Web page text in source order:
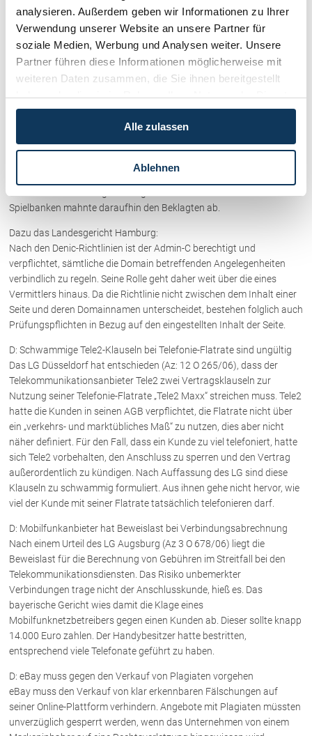
analysieren. Außerdem geben wir Informationen zu Ihrer
Verwendung unserer Website an unsere Partner für
soziale Medien, Werbung und Analysen weiter. Unsere
Partner führen diese Informationen möglicherweise mit
weiteren Daten zusammen, die Sie ihnen bereitgestellt
haben oder die sie im Rahmen Ihrer Nutzung der Dienste
gesammelt haben.
Alle zulassen
Ablehnen
Verkäufer, die mit Hochzeitsartikeln handeln. Ein Anbieter hatte
beantragt, ungenaue Formulierungen
in den AGB seines Konkurrenten per einstweiliger Verfügung zu
untersagen.
D: Gericht bestätigt Haftung des Admin-C
Das LG Hamburg hat entschieden (Urteil vom 05.04.2007, Az: 327 O
eingetragenen Domain haftet. Auslöser des Rechtsstreits waren drei
Banner, die auf einer Website erschienen, für die ein Rechtsanwalt
als Admin-C eingetragen war. Mit den Bannern wurden ausländische
Spielbanken mahnte daraufhin den Beklagten ab.
Dazu das Landesgericht Hamburg:
Nach den Denic-Richtlinien ist der Admin-C berechtigt und
verpflichtet, sämtliche die Domain betreffenden Angelegenheiten
verbindlich zu regeln. Seine Rolle geht daher weit über die eines
Vermittlers hinaus. Da die Richtlinie nicht zwischen dem Inhalt einer
Seite und deren Domainnamen unterscheidet, bestehen folglich auch
Prüfungspflichten in Bezug auf den eingestellten Inhalt der Seite.
D: Schwammige Tele2-Klauseln bei Telefonie-Flatrate sind ungültig
Das LG Düsseldorf hat entschieden (Az: 12 O 265/06), dass der
Telekommunikationsanbieter Tele2 zwei Vertragsklauseln zur
Nutzung seiner Telefonie-Flatrate „Tele2 Maxx“ streichen muss. Tele2
hatte die Kunden in seinen AGB verpflichtet, die Flatrate nicht über
ein „verkehrs- und marktübliches Maß“ zu nutzen, dies aber nicht
näher definiert. Für den Fall, dass ein Kunde zu viel telefoniert, hatte
sich Tele2 vorbehalten, den Anschluss zu sperren und den Vertrag
außerordentlich zu kündigen. Nach Auffassung des LG sind diese
Klauseln zu schwammig formuliert. Aus ihnen gehe nicht hervor, wie
viel der Kunde mit seiner Flatrate tatsächlich telefonieren darf.
D: Mobilfunkanbieter hat Beweislast bei Verbindungsabrechnung
Nach einem Urteil des LG Augsburg (Az 3 O 678/06) liegt die
Beweislast für die Berechnung von Gebühren im Streitfall bei den
Telekommunikationsdiensten. Das Risiko unbemerkter
Verbindungen trage nicht der Anschlusskunde, hieß es. Das
bayerische Gericht wies damit die Klage eines
Mobilfunknetzbetreibers gegen einen Kunden ab. Dieser sollte knapp
14.000 Euro zahlen. Der Handybesitzer hatte bestritten,
entsprechend viele Telefonate geführt zu haben.
D: eBay muss gegen den Verkauf von Plagiaten vorgehen
eBay muss den Verkauf von klar erkennbaren Fälschungen auf
seiner Online-Plattform verhindern. Angebote mit Plagiaten müssten
unverzüglich gesperrt werden, wenn das Unternehmen von einem